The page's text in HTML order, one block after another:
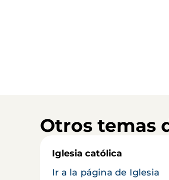
Otros temas
Iglesia católica
Ir a la página de Iglesia